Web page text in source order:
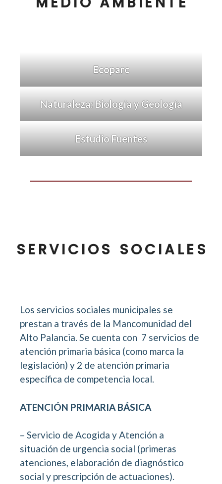
Ecoparc
Naturaleza: Biología y Geología
Estudio Fuentes
SERVICIOS SOCIALES
Los servicios sociales municipales se
prestan a través de la Mancomunidad del
Alto Palancia. Se cuenta con 7 servicios de
atención primaria básica (como marca la
legislación) y 2 de atención primaria
específica de competencia local.
ATENCIÓN PRIMARIA BÁSICA
– Servicio de Acogida y Atención a
situación de urgencia social (primeras
atenciones, elaboración de diagnóstico
social y prescripción de actuaciones).